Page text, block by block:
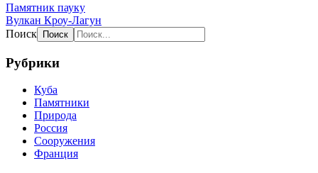
Памятник пауку
Вулкан Кроу-Лагун
Поиск
Рубрики
Куба
Памятники
Природа
Россия
Сооружения
Франция